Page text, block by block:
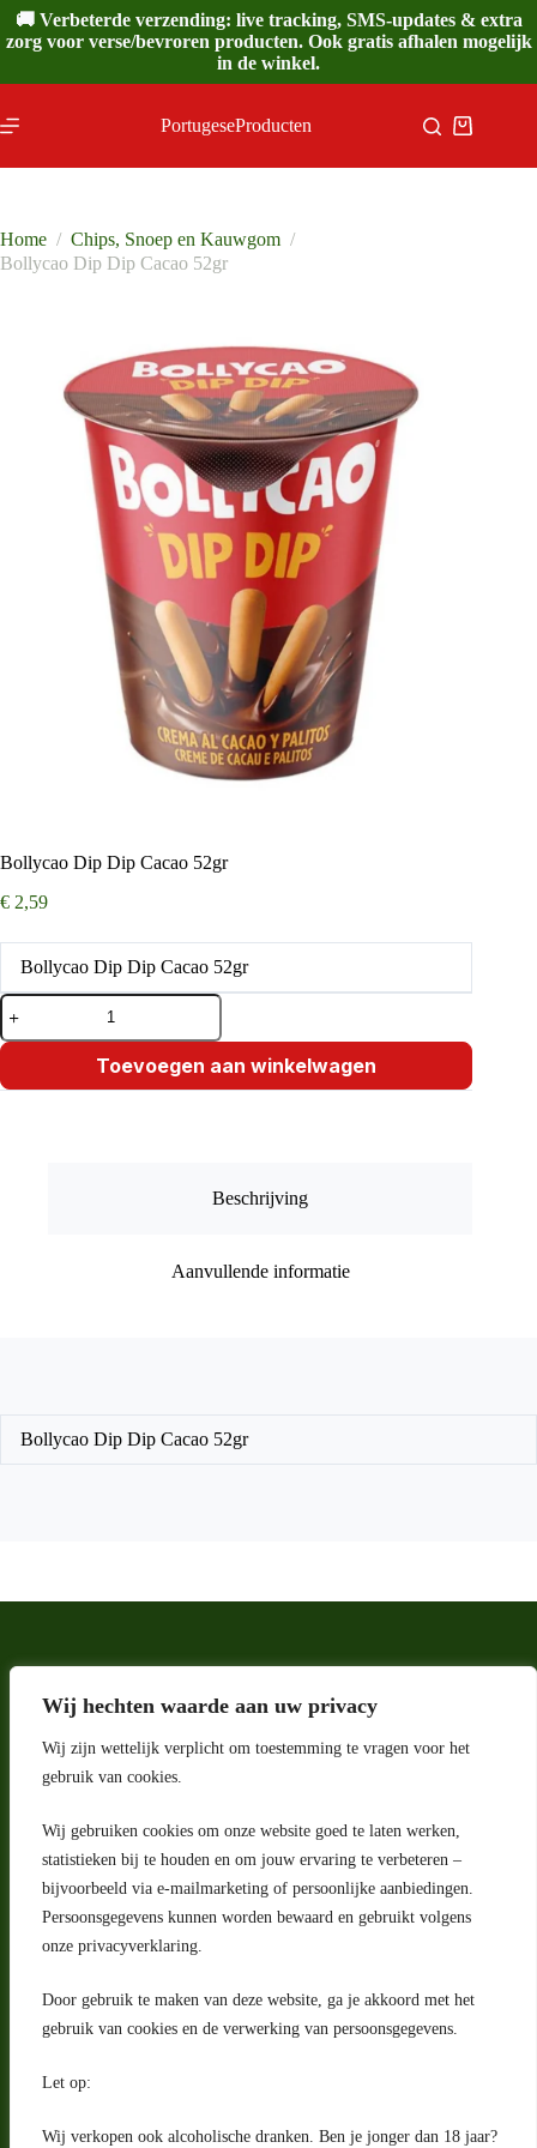
Wij hechten waarde aan uw privacy
Wij zijn wettelijk verplicht om toestemming te vragen voor het
gebruik van cookies.
Wij gebruiken cookies om onze website goed te laten werken,
statistieken bij te houden en om jouw ervaring te verbeteren –
bijvoorbeeld via e-mailmarketing of persoonlijke aanbiedingen.
Persoonsgegevens kunnen worden bewaard en gebruikt volgens
onze privacyverklaring.
Door gebruik te maken van deze website, ga je akkoord met het
gebruik van cookies en de verwerking van persoonsgegevens.
Let op:
Wij verkopen ook alcoholische dranken. Ben je jonger dan 18 jaar?
Ga
naar
de
🚚 Verbeterde verzending: live tracking, SMS-updates & extra
zorg voor verse/bevroren producten. Ook gratis afhalen mogelijk
in de winkel.
PortugeseProducten
Home / Chips, Snoep en Kauwgom /
Bollycao Dip Dip Cacao 52gr
Bollycao Dip Dip Cacao 52gr
€ 2,59
Bollycao Dip Dip Cacao 52gr
Bollycao
Dip
Dip
52gr
Toevoegen aan winkelwagen
Beschrijving
Aanvullende informatie
Bollycao Dip Dip Cacao 52gr
Adres
Riga 4 E
2993 LW Barendrecht
Nederland
Contact
klantenservice@portugeseproducten.nl
Facebook
Herroepingsrecht